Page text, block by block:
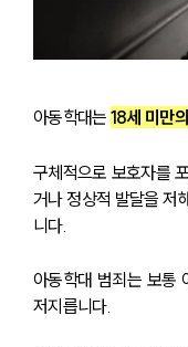
아동학대는 18세 미만
구체적으로 보호자를
거나 정상적 발달을 저
니다.
아동학대 범죄는 보통
저지릅니다.